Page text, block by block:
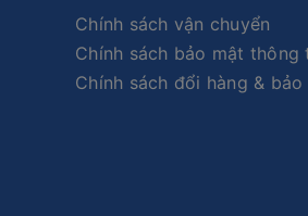
Chính sách vận chuyển
Chính sách bảo mật thông
Chính sách đổi hàng & bảo